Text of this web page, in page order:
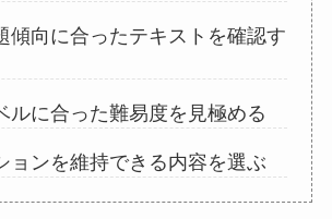
傾向に合ったテキストを確認す
ルに合った難易度を見極める
ョンを維持できる内容を選ぶ